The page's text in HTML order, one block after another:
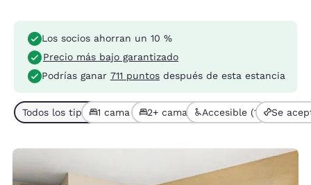
Los socios ahorran un 10 %
Precio más bajo garantizado
Podrías ganar 711 puntos después de esta estancia
Todos los tipos de habitación (4)
1 cama (2)2+ camas (2)Accesible (1) Se